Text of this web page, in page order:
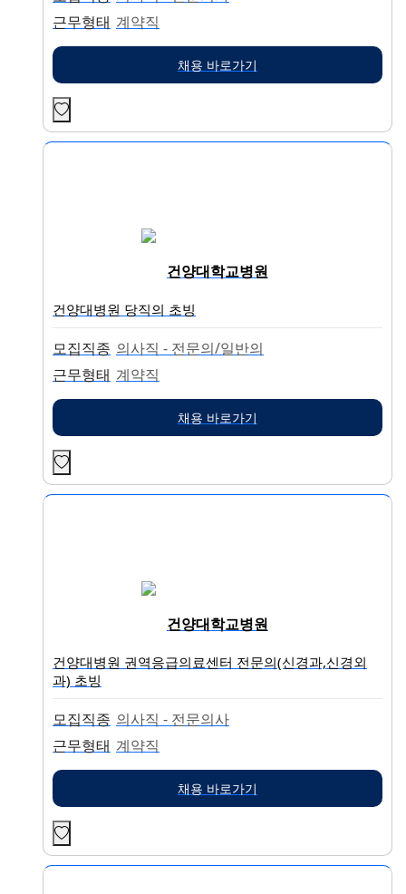
근무형태 계약직
채용 바로가기
건양대학교병원
건양대병원 당직의 초빙
모집직종 의사직 - 전문의/일반의
근무형태 계약직
채용 바로가기
건양대학교병원
건양대병원 권역응급의료센터 전문의(신경과,신경외
과) 초빙
모집직종 의사직 - 전문의사
근무형태 계약직
채용 바로가기